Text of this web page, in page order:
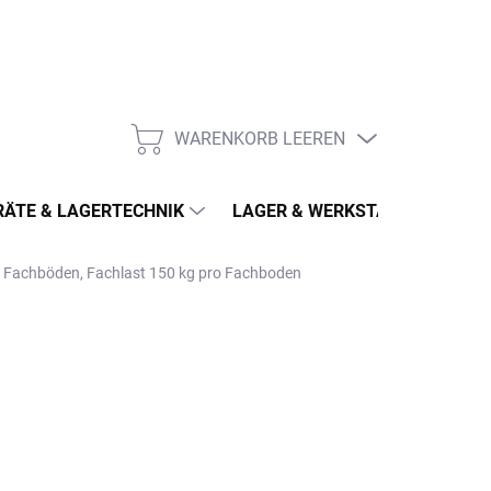
WARENKORB
WARENKORB LEEREN
& LAGERTECHNIK LAGER & WERKSTATT
Fachlast 150 kg pro Fachboden